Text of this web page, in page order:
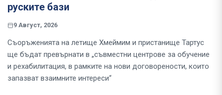
руските бази
9 Август, 2026
Съоръженията на летище Хмеймим и пристанище Тартус
ще бъдат превърнати в „съвместни центрове за обучение
и рехабилитация, в рамките на нови договорености, които
запазват взаимните интереси“